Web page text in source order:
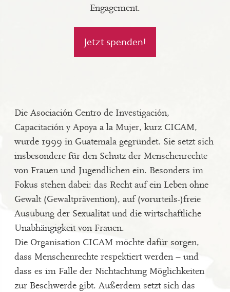
Engagement.
Jetzt spenden!
Die Asociación Centro de Investigación,
Capacitación y Apoya a la Mujer, kurz CICAM,
wurde 1999 in Guatemala gegründet. Sie setzt sich
insbesondere für den Schutz der Menschenrechte
von Frauen und Jugendlichen ein. Besonders im
Fokus stehen dabei: das Recht auf ein Leben ohne
Gewalt (Gewaltprävention), auf (vorurteils-)freie
Ausübung der Sexualität und die wirtschaftliche
Unabhängigkeit von Frauen.
Die Organisation CICAM möchte dafür sorgen,
dass Menschenrechte respektiert werden – und
dass es im Falle der Nichtachtung Möglichkeiten
zur Beschwerde gibt. Außerdem setzt sich das